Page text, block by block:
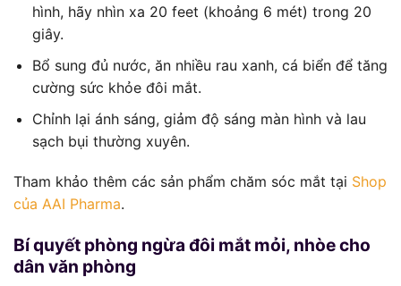
hình, hãy nhìn xa 20 feet (khoảng 6 mét) trong 20
giây.
Bổ sung đủ nước, ăn nhiều rau xanh, cá biển để tăng
cường sức khỏe đôi mắt.
Chỉnh lại ánh sáng, giảm độ sáng màn hình và lau
sạch bụi thường xuyên.
Tham khảo thêm các sản phẩm chăm sóc mắt tại Shop
của AAI Pharma.
Bí quyết phòng ngừa đôi mắt mỏi, nhòe cho
dân văn phòng